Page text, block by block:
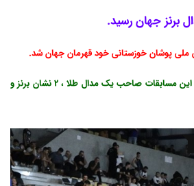
برنز جهان رسید.
پوشان خوزستانی خود قهرمان جهان شد.
نمایندگان استان خوزستان در این مسابقات صاحب یک مدال طلا ، 2 نشان برنز و